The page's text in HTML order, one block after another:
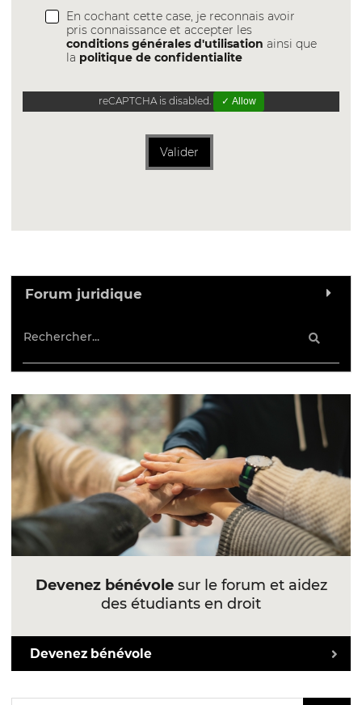
En cochant cette case, je reconnais avoir
pris connaissance et accepter les
conditions générales d'utilisation ainsi que
la politique de confidentialite
reCAPTCHA is disabled. ✓ Allow
Valider
Forum juridique
Devenez bénévolesur le forum et aidez
des étudiants en droit
Devenez bénévole